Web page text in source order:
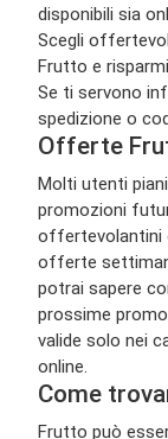
disponibili sia
Scegli
Frutto e
Se ti servono
spedizione o
Offerte
Molti utenti
promozioni
offertevolantini
offerte
potrai sapere
prossime
valide solo nei
online.
Come
Frutto può